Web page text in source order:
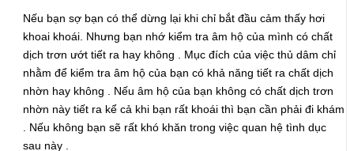
Nếu bạn sợ bạn có thể dừng lại khi chỉ bắt đầu cảm thấy hơi
khoai khoái. Nhưng bạn nhớ kiểm tra âm hộ của mình có chất
dịch trơn ướt tiết ra hay không . Mục đích của việc thủ dâm chỉ
nhằm để kiểm tra âm hộ của bạn có khả năng tiết ra chất dịch
nhờn hay không . Nếu âm hộ của bạn không có chất dịch trơn
nhờn này tiết ra kể cả khi bạn rất khoái thì bạn cần phải đi khám
. Nếu không bạn sẽ rất khó khăn trong việc quan hệ tình dục
sau này .